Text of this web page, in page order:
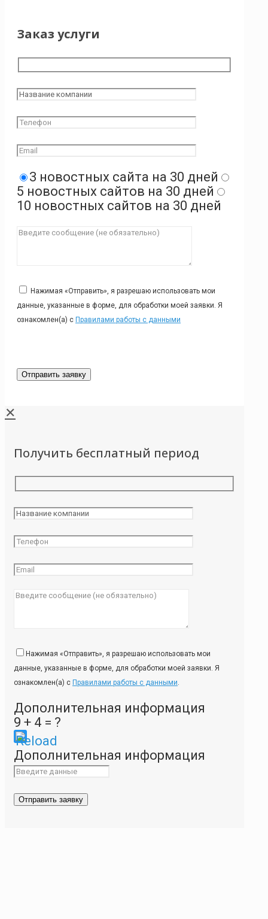
Заказ услуги
3 новостных сайта на 30 дней
5 новостных сайтов на 30 дней
10 новостных сайтов на 30 дней
Нажимая «Отправить», я разрешаю использовать мои
данные, указанные в форме, для обработки моей заявки. Я
ознакомлен(а) с Правилами работы с данными
✕
Получить бесплатный период
Нажимая «Отправить», я разрешаю использовать мои
данные, указанные в форме, для обработки моей заявки. Я
ознакомлен(а) с Правилами работы с данными.
Дополнительная информация
9 + 4 = ?
Please
enter
characters
Дополнительная информация